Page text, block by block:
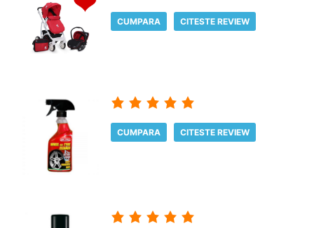
CUMPARA CITESTE REVIEW
CUMPARA CITESTE REVIEW